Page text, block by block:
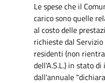
Le spese che il
carico sono quelle
al costo delle
richieste dal
residenti (non
dell'A.S.L.) in stato
dall'annuale